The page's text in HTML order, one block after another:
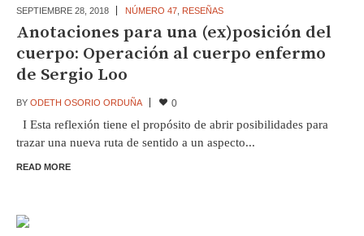
SEPTIEMBRE 28, 2018 NÚMERO 47, RESEÑAS
Anotaciones para una (ex)posición del
cuerpo: Operación al cuerpo enfermo
de Sergio Loo
BY ODETH OSORIO ORDUÑA 0
I Esta reflexión tiene el propósito de abrir posibilidades para
trazar una nueva ruta de sentido a un aspecto...
READ MORE